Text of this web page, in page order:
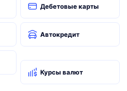
Дебетовые карты
Автокредит
Курсы валют